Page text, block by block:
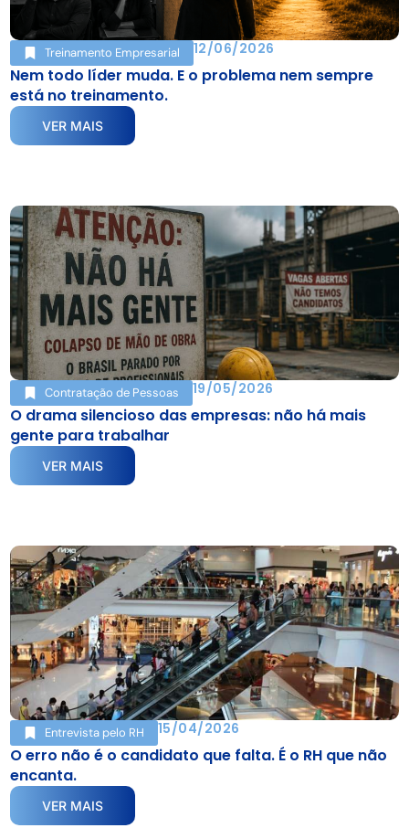
Treinamento Empresarial 12/06/2026
Nem todo líder muda. E o problema nem sempre
está no treinamento.
VER MAIS
Contratação de Pessoas 19/05/2026
O drama silencioso das empresas: não há mais
gente para trabalhar
VER MAIS
Entrevista pelo RH 15/04/2026
O erro não é o candidato que falta. É o RH que não
encanta.
VER MAIS